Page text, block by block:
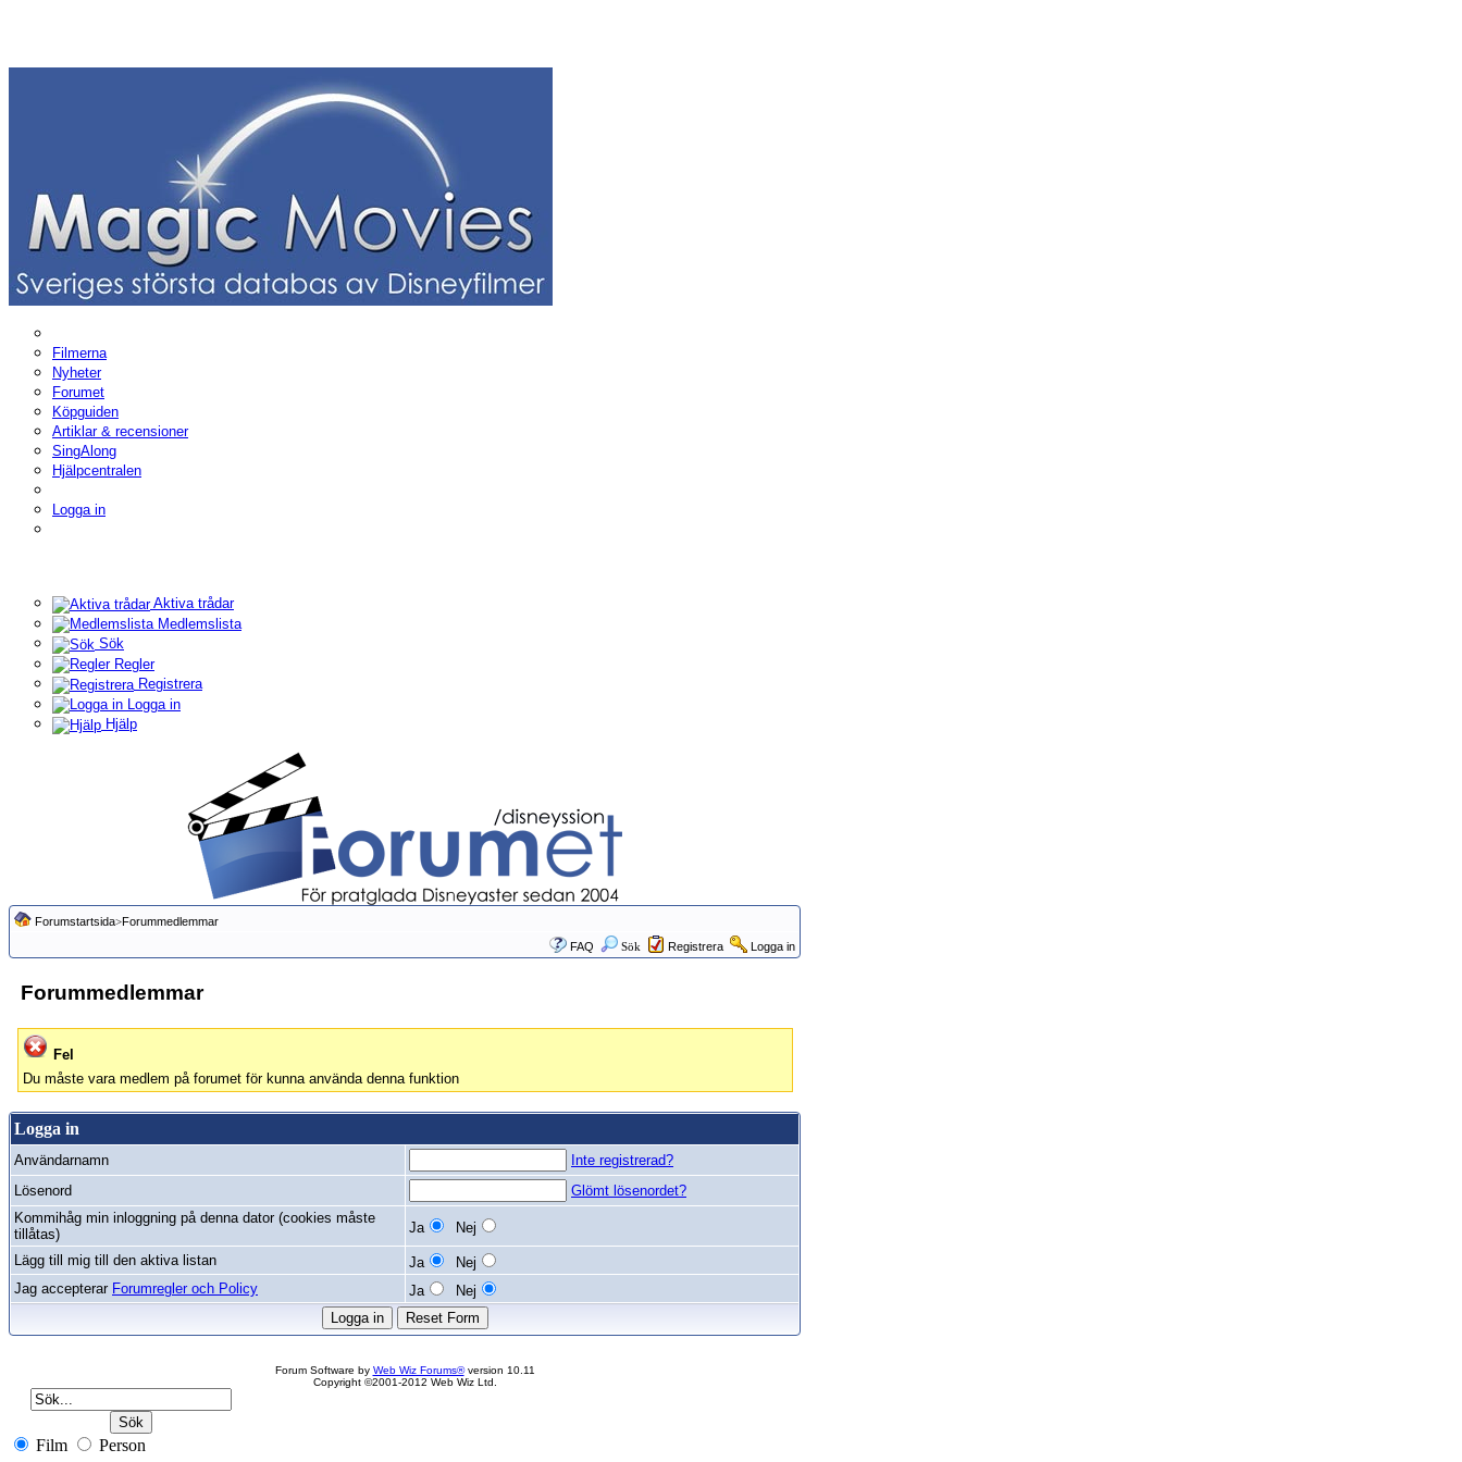
Filmerna
Nyheter
Forumet
Köpguiden
Artiklar & recensioner
SingAlong
Hjälpcentralen
Logga in
Aktiva trådar
Medlemslista
Sök
Regler
Registrera
Logga in
Hjälp
Forumstartsida>Forummedlemmar
FAQ
Sök Registrera Logga in
Forummedlemmar
Fel
Du måste vara medlem på forumet för kunna använda denna funktion
Logga in
Användarnamn
Inte registrerad?
Lösenord
Glömt lösenordet?
Kommihåg min inloggning på denna dator (cookies måste
tillåtas)
Ja
Nej
Lägg till mig till den aktiva listan
Ja
Nej
Jag accepterar Forumregler och Policy Ja Nej
Forum Software by Web Wiz Forums®version 10.11
Copyright ©2001-2012 Web Wiz Ltd.
Film Person